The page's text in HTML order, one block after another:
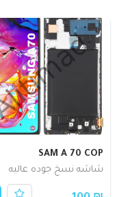
SAM A 70 COP
شاشه نسخ جوده عاليه